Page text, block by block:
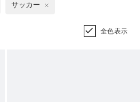
サッカー
全色表示